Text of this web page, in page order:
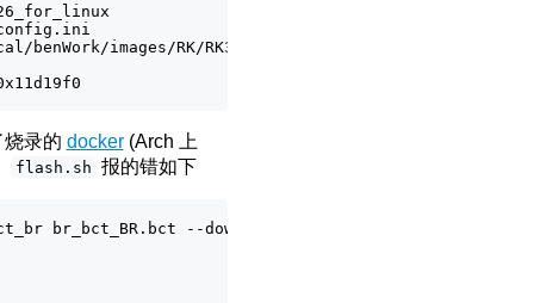
images/RK/RK3588_20230907-1/rockdev/
录的 docker(Arch 上
flash.sh 报的错如下
--download mb1